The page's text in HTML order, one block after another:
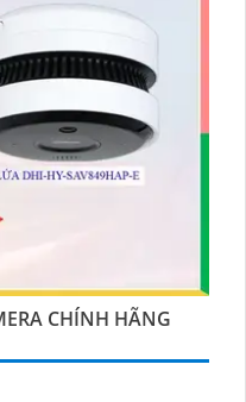
CHÍNH HÃNG